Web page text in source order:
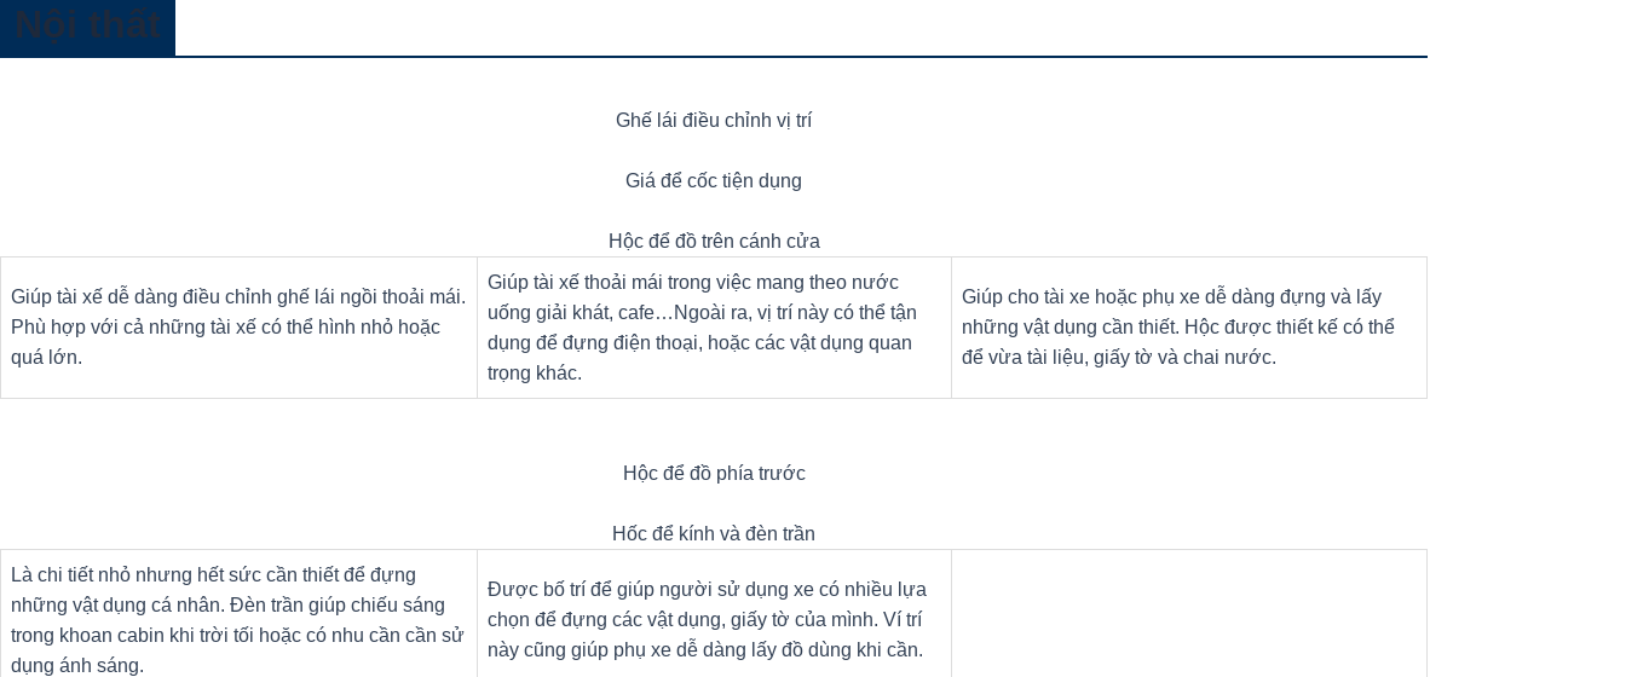
Nội thất
Ghế lái điều chỉnh vị trí
Giá để cốc tiện dụng
Hộc để đồ trên cánh cửa
Giúp tài xế dễ dàng điều chỉnh ghế lái ngồi thoải mái.
Phù hợp với cả những tài xế có thể hình nhỏ hoặc
quá lớn.
Giúp tài xế thoải mái trong việc mang theo nước
uống giải khát, cafe…Ngoài ra, vị trí này có thể tận
dụng để đựng điện thoại, hoặc các vật dụng quan
trọng khác.
Giúp cho tài xe hoặc phụ xe dễ dàng đựng và lấy
những vật dụng cần thiết. Hộc được thiết kế có thể
để vừa tài liệu, giấy tờ và chai nước.
Hộc để đồ phía trước
Hốc để kính và đèn trần
Là chi tiết nhỏ nhưng hết sức cần thiết để đựng
những vật dụng cá nhân. Đèn trần giúp chiếu sáng
trong khoan cabin khi trời tối hoặc có nhu cần cần sử
dụng ánh sáng.
Được bố trí để giúp người sử dụng xe có nhiều lựa
chọn để đựng các vật dụng, giấy tờ của mình. Ví trí
này cũng giúp phụ xe dễ dàng lấy đồ dùng khi cần.